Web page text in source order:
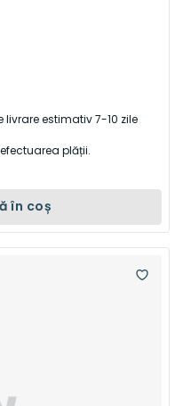
livrare estimativ 7-10 zile
plății.
în coș